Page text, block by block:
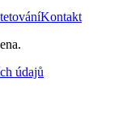
Kontakt
údajů